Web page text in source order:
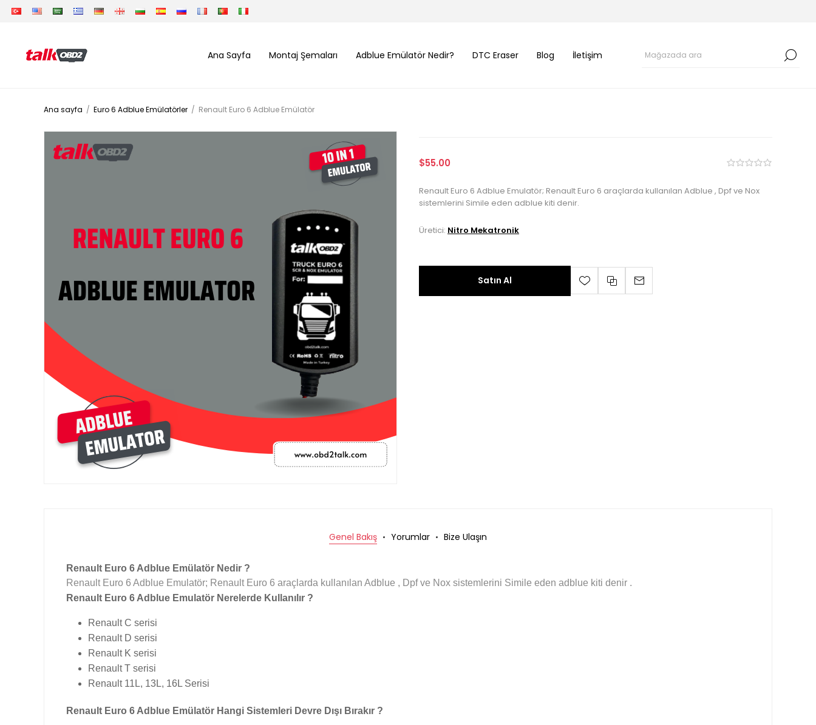
Ana Sayfa Montaj Şemaları Adblue Emülatör Nedir? DTC Eraser Blog İletişim
Ana sayfa / Euro 6 Adblue Emülatörler / Renault Euro 6 Adblue Emülatör
$55.00
Renault Euro 6 Adblue Emulatör; Renault Euro 6 araçlarda kullanılan Adblue , Dpf ve Nox
sistemlerini Simile eden adblue kiti denir.
Üretici: Nitro Mekatronik
Satın Al
Genel Bakış Yorumlar Bize Ulaşın
Renault Euro 6 Adblue Emülatör Nedir ?
Renault Euro 6 Adblue Emulatör; Renault Euro 6 araçlarda kullanılan Adblue , Dpf ve Nox sistemlerini Simile eden adblue kiti denir .
Renault Euro 6 Adblue Emulatör Nerelerde Kullanılır ?
Renault C serisi
Renault D serisi
Renault K serisi
Renault T serisi
Renault 11L, 13L, 16L Serisi
Renault Euro 6 Adblue Emülatör Hangi Sistemleri Devre Dışı Bırakır ?